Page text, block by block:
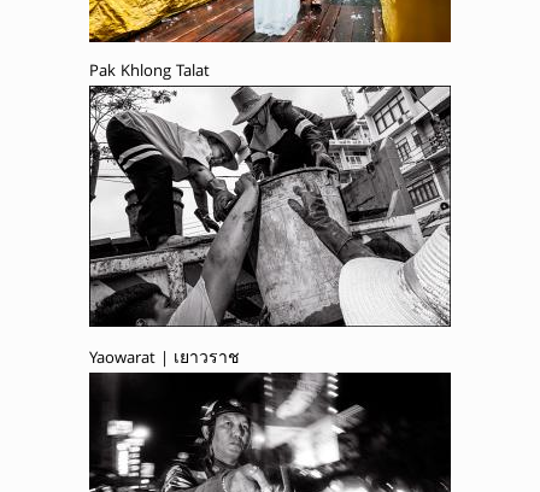
Pak Khlong Talat
Yaowarat | เยาวราช